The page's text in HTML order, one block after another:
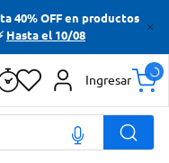
40% OFF en productos
Hasta el 10/08
Ingresar